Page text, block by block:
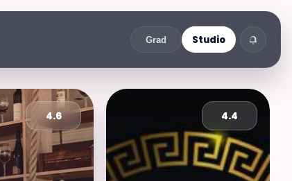
Grad Studio
4.6 4.4